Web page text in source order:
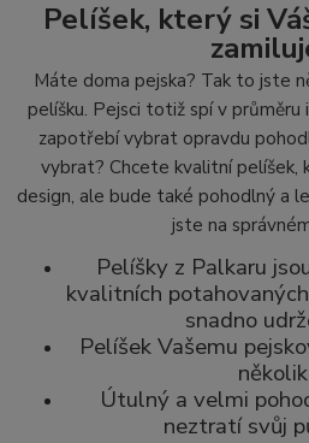
Pelíšek, který si
Máte doma pejska? Tak to jste
pelíšku. Pejsci totiž spí v průměru
zapotřebí vybrat opravdu
vybrat? Chcete kvalitní
design, ale bude také pohodlný a
jste na
Pelíšky z Palkaru
kvalitních
snadno
Pelíšek Vašemu
Útulný a velmi
neztratí svůj